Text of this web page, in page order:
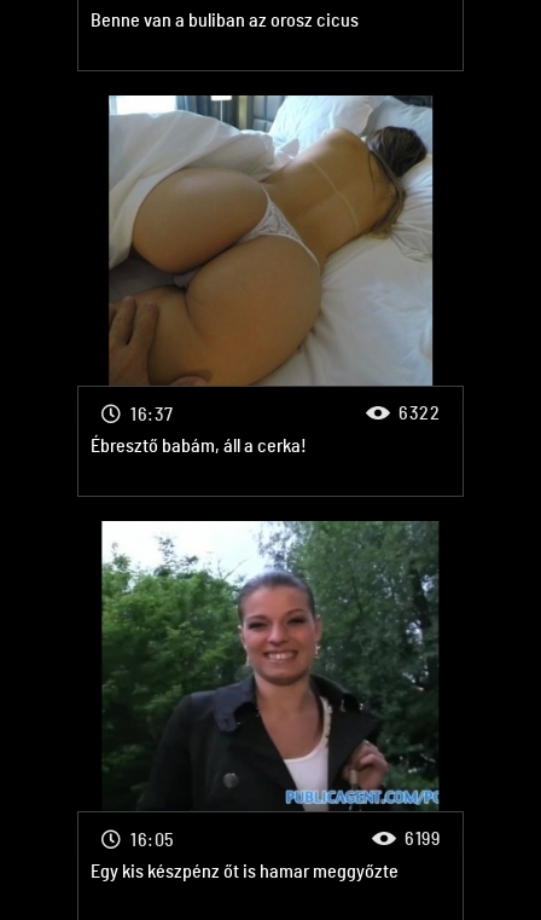
Benne van a buliban az orosz cicus
Ébresztő babám, áll a cerka!
16:37 6322
Egy kis készpénz őt is hamar meggyőzte
16:05 6199